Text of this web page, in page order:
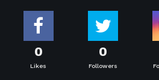
0
Likes
0
Followers